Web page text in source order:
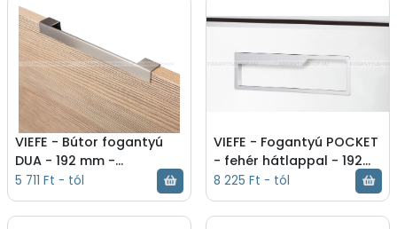
VIEFE - Bútor fogantyú
DUA - 192 mm -
Szálcsiszolt nikkel -
Zamak fém ötvözet -
Bútorajtó élébe marható,
5 711 Ft - tól
VIEFE - Fogantyú POCKET
- fehér hátlappal - 192
mm - Fényes króm -
Festett fehér - Zamak
fém ötvözet - Bútor -
8 225 Ft - tól